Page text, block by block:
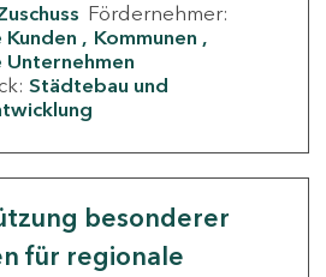
Fördernehmer:
Kommunen
Städtebau und
besonderer
für regionale